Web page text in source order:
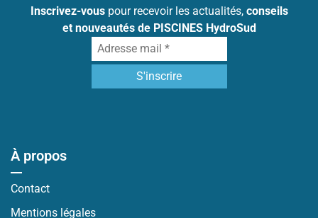
Inscrivez-vouspour recevoir les actualités, conseils
et nouveautés de PISCINES HydroSud
À propos
Contact
Mentions légales